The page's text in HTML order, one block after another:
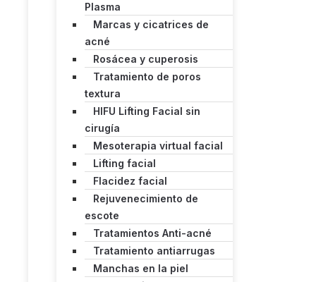
Plasma
Marcas y cicatrices de
acné
Rosácea y cuperosis
Tratamiento de poros
textura
HIFU Lifting Facial sin
cirugía
Mesoterapia virtual facial
Lifting facial
Flacidez facial
Rejuvenecimiento de
escote
Tratamientos Anti-acné
Tratamiento antiarrugas
Manchas en la piel